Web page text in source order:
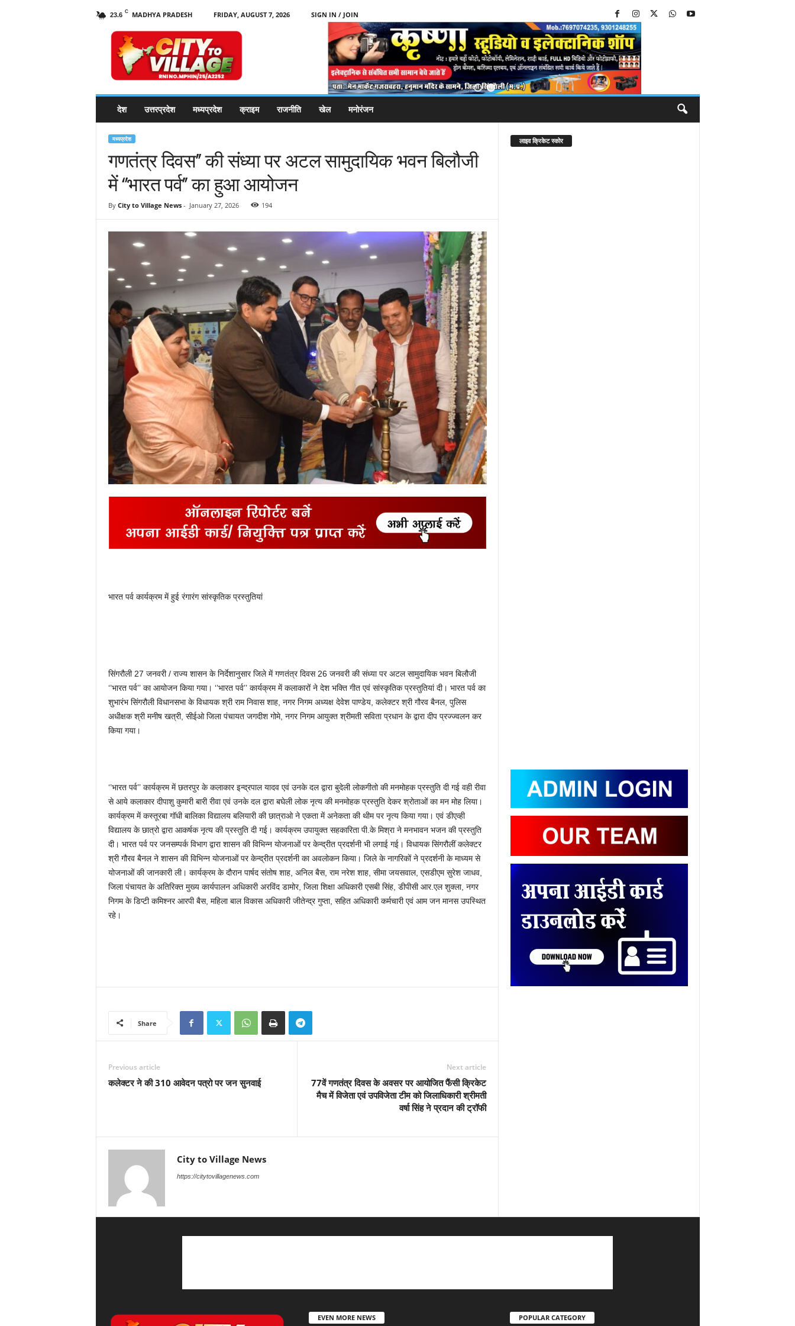
23.6 C MADHYA PRADESH FRIDAY, AUGUST 7, 2026
SIGN IN / JOIN
देश उत्तरप्रदेश मध्यप्रदेश क्राइम राजनीति खेल मनोरंजन
मध्यप्रदेश
गणतंत्र दिवस’’ की संध्या पर अटल सामुदायिक भवन बिलौजी
में ‘’भारत पर्व’’ का हुआ आयोजन
By City to Village News- January 27, 2026 194
भारत पर्व कार्यक्रम में हुई रंगारंग सांस्कृतिक प्रस्तुतियां
सिंगरौली 27 जनवरी / राज्य शासन के निर्देशानुसार जिले में गणतंत्र दिवस 26 जनवरी की संध्या पर अटल सामुदायिक भवन बिलौजी
‘’भारत पर्व’’ का आयोजन किया गया। ‘’भारत पर्व’’ कार्यक्रम में कलाकारों ने देश भक्ति गीत एवं सांस्कृतिक प्रस्तुतियां दी। भारत पर्व का
शुभारंभ सिंगरौली विधानसभा के विधायक श्री राम निवास शाह, नगर निगम अध्यक्ष देवेश पाण्डेय, कलेक्टर श्री गौरव बैनल, पुलिस
अधीक्षक श्री मनीष खत्री, सीईओ जिला पंचायत जगदीश गोमे, नगर निगम आयुक्त श्रीमती सविता प्रधान के द्वारा दीप प्रज्ज्वलन कर
किया गया।
‘’भारत पर्व’’ कार्यक्रम में छतरपुर के कलाकार इन्द्रपाल यादव एवं उनके दल द्वारा बुदेली लोकगीतो की मनमोहक प्रस्तुति दी गई वही रीवा
से आये कलाकार दीपाशु कुमारी बारी रीवा एवं उनके दल द्वारा बघेली लोक नृत्य की मनमोहक प्रस्तुति देकर श्रोताओं का मन मोह लिया।
कार्यक्रम में कस्तूरबा गॉधी बालिका विद्यालय बलियारी की छात्राओ ने एकता में अनेकता की थीम पर नृत्य किया गया। एवं डीएव्ही
विद्यालय के छात्रो द्वारा आकर्षक नृत्य की प्रस्तुति दी गई। कार्यक्रम उपायुक्त सहकारिता पी.के मिश्रा ने मनभावन भजन की प्रस्तुति
दी। भारत पर्व पर जनसम्पर्क विभाग द्वारा शासन की विभिन्न योजनाओं पर केन्द्रीत प्रदर्शनी भी लगाई गई। विधायक सिंगरौलीं कलेक्टर
श्री गौरव बैनल ने शासन की विभिन्न योजनाओं पर केन्द्रीत प्रदर्शनी का अवलोकन किया। जिले के नागरिकों ने प्रदर्शनी के माध्यम से
योजनाओं की जानकारी ली। कार्यक्रम के दौरान पार्षद संतोष शाह, अनिल बैस, राम नरेश शाह, सीमा जयसवाल, एसडीएम सुरेश जाधव,
जिला पंचायत के अतिरिक्त मुख्य कार्यपालन अधिकारी अरविंद डामोर, जिला शिक्षा अधिकारी एसबी सिंह, डीपीसी आर.एल शुक्ला, नगर
निगम के डिप्टी कमिश्नर आरपी बैस, महिला बाल विकास अधिकारी जीतेन्द्र गुप्ता, सहित अधिकारी कर्मचारी एवं आम जन मानस उपस्थित
रहे।
Share
Previous article
कलेक्टर ने की 310 आवेदन पत्रो पर जन सुनवाई
Next article
77वें गणतंत्र दिवस के अवसर पर आयोजित फैंसी क्रिकेट
मैच में विजेता एवं उपविजेता टीम को जिलाधिकारी श्रीमती
वर्षा सिंह ने प्रदान की ट्रॉफी
City to Village News
https://citytovillagenews.com
लाइव क्रिकेट स्कोर
EVEN MORE NEWS POPULAR CATEGORY